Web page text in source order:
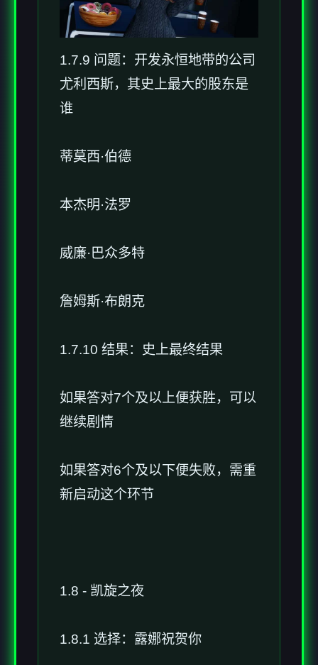
1.7.9 问题：开发永恒地带的公司
尤利西斯，其史上最大的股东是
谁
蒂莫西·伯德
本杰明·法罗
威廉·巴众多特
詹姆斯·布朗克
1.7.10 结果：史上最终结果
如果答对7个及以上便获胜，可以
继续剧情
如果答对6个及以下便失败，需重
新启动这个环节
1.8 - 凯旋之夜
1.8.1 选择：露娜祝贺你